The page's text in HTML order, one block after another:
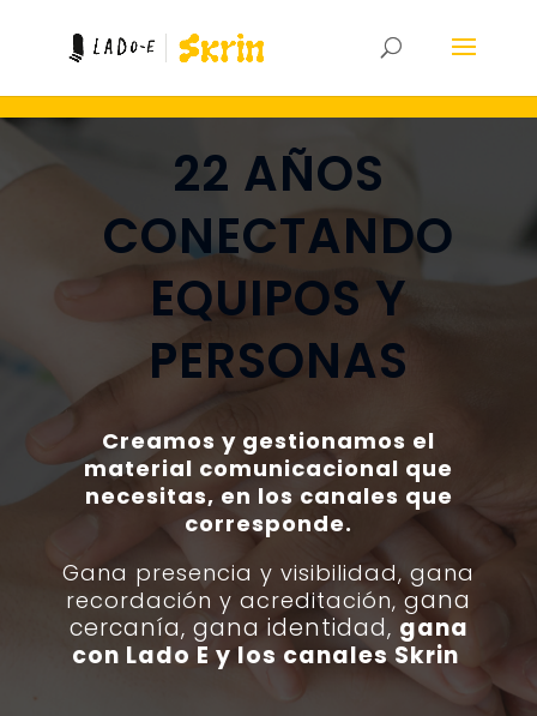
22 AÑOS
CONECTANDO
EQUIPOS Y
PERSONAS
Creamos y gestionamos el
material comunicacional que
necesitas, en los canales que
corresponde.
Gana presencia y visibilidad, gana
recordación y acreditación, gana
cercanía, gana identidad, gana
con Lado E y los canales Skrin